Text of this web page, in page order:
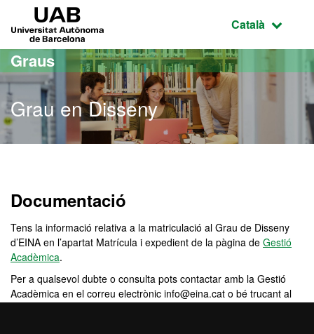
Ves al contingut principal
Ves a la navegació de la pàgina
Idioma
Català
Graus
Grau en Disseny
Documentació
Tens la informació relativa a la matriculació al Grau de Disseny
d’EINA en l’apartat Matrícula i expedient de la pàgina de Gestió
Acadèmica.
Per a qualsevol dubte o consulta pots contactar amb la Gestió
Acadèmica en el correu electrònic info@eina.cat o bé trucant al